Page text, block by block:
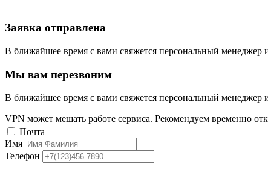
Заявка отправлена
В ближайшее время с вами свяжется персональный менеджер
Мы вам перезвоним
В ближайшее время с вами свяжется персональный менеджер
VPN может мешать работе сервиса. Рекомендуем временно
Почта
Имя
Телефон